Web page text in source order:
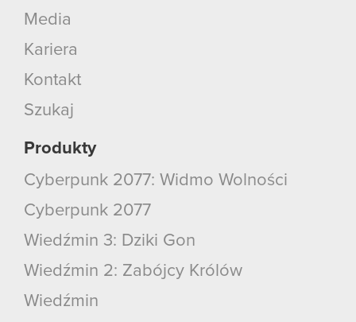
Media
Kariera
Kontakt
Szukaj
Produkty
Cyberpunk 2077: Widmo Wolności
Cyberpunk 2077
Wiedźmin 3: Dziki Gon
Wiedźmin 2: Zabójcy Królów
Wiedźmin